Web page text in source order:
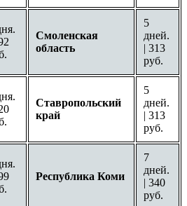
Смоленская
область
5
дней.
| 313
руб.
Ставропольский
край
5
дней.
| 313
руб.
Республика Коми
7
дней.
| 340
руб.